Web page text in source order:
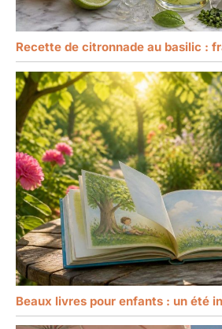
Recette de citronnade au basilic :
Beaux livres pour enfants : un été